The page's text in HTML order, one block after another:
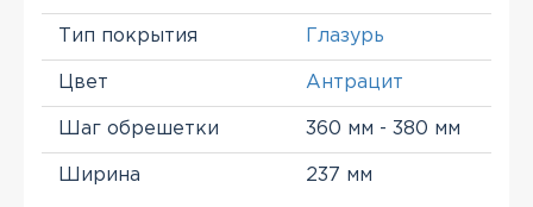
Тип покрытия Глазурь
Цвет Антрацит
Шаг обрешетки 360 мм - 380 мм
Ширина 237 мм